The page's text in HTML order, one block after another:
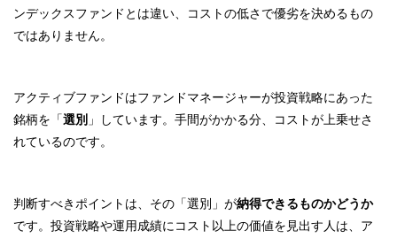
ンデックスファンドとは違い、コストの低さで優劣を決めるもの
ではありません。
アクティブファンドはファンドマネージャーが投資戦略にあった
銘柄を「選別 」しています。手間がかかる分、コストが上乗せさ
れているのです。
判断すべきポイントは、その「選別」が納得できるものかどうか
です。投資戦略や運用成績にコスト以上の価値を見出す人は、ア